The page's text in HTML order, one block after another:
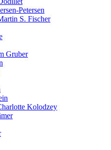
Petersen
S. Fischer
Gruber
Kolodzey